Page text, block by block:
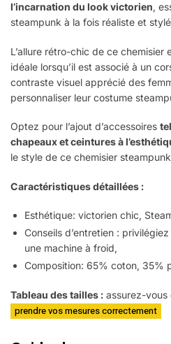
l’incarnation du look victorien,
steampunk à la fois réaliste et
L’allure rétro-chic de ce chemisier
idéale lorsqu’il est associé à un
contraste visuel apprécié des
personnaliser leur costume
Optez pour l’ajout d’accessoires
chapeaux et ceintures à
le style de ce chemisier
Caractéristiques détaillées :
Esthétique: victorien chic,
Conseils d’entretien :
une machine à froid,
Composition: 65% coton, 35%
Tableau des tailles : assurez-vous
prendre vos mesures correctement